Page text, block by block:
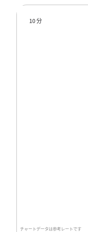
チャートデータは参考レートです
10 分